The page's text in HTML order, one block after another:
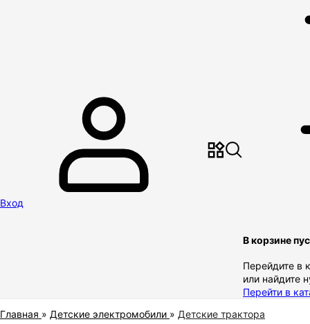
Вход
В корзине
Перейдите в
или найдите
Перейти в
Главная » Детские электромобили » Детские трактора